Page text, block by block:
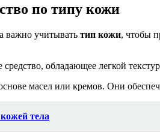
по типу кожи
важно учитывать тип кожи, чтобы
средство, обладающее легкой
масел или кремов. Они
тела